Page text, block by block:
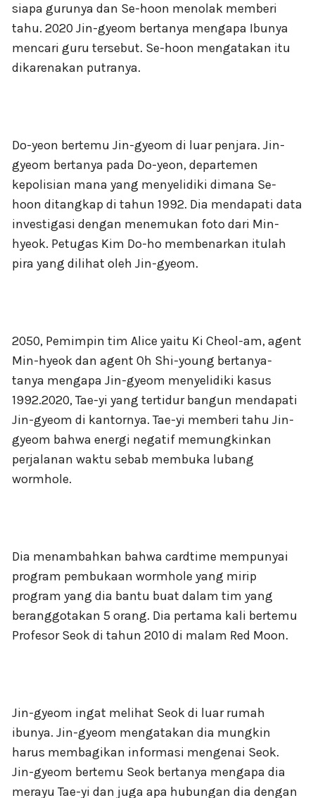
siapa gurunya dan Se-hoon menolak memberi
tahu. 2020 Jin-gyeom bertanya mengapa Ibunya
mencari guru tersebut. Se-hoon mengatakan itu
dikarenakan putranya.
Do-yeon bertemu Jin-gyeom di luar penjara. Jin-
gyeom bertanya pada Do-yeon, departemen
kepolisian mana yang menyelidiki dimana Se-
hoon ditangkap di tahun 1992. Dia mendapati data
investigasi dengan menemukan foto dari Min-
hyeok. Petugas Kim Do-ho membenarkan itulah
pira yang dilihat oleh Jin-gyeom.
2050, Pemimpin tim Alice yaitu Ki Cheol-am, agent
Min-hyeok dan agent Oh Shi-young bertanya-
tanya mengapa Jin-gyeom menyelidiki kasus
1992.2020, Tae-yi yang tertidur bangun mendapati
Jin-gyeom di kantornya. Tae-yi memberi tahu Jin-
gyeom bahwa energi negatif memungkinkan
perjalanan waktu sebab membuka lubang
wormhole.
Dia menambahkan bahwa cardtime mempunyai
program pembukaan wormhole yang mirip
program yang dia bantu buat dalam tim yang
beranggotakan 5 orang. Dia pertama kali bertemu
Profesor Seok di tahun 2010 di malam Red Moon.
Jin-gyeom ingat melihat Seok di luar rumah
ibunya. Jin-gyeom mengatakan dia mungkin
harus membagikan informasi mengenai Seok.
Jin-gyeom bertemu Seok bertanya mengapa dia
merayu Tae-yi dan juga apa hubungan dia dengan